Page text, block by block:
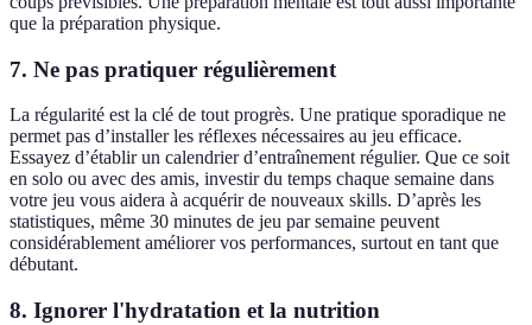
que la préparation physique.
7. Ne pas pratiquer régulièrement
La régularité est la clé de tout progrès. Une pratique sporadique ne
permet pas d’installer les réflexes nécessaires au jeu efficace.
Essayez d’établir un calendrier d’entraînement régulier. Que ce soit
en solo ou avec des amis, investir du temps chaque semaine dans
votre jeu vous aidera à acquérir de nouveaux skills. D’après les
statistiques, même 30 minutes de jeu par semaine peuvent
considérablement améliorer vos performances, surtout en tant que
débutant.
8. Ignorer l'hydratation et la nutrition